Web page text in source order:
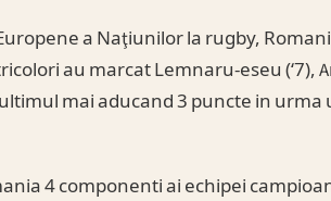
a Naţiunilor la rugby,
au marcat Lemnaru-eseu (‘7),
mai aducand 3 puncte in urma
4 componenti ai echipei